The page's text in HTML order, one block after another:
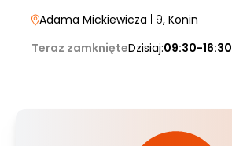
Adama Mickiewicza | 9, Konin
Teraz zamknięteDzisiaj:09:30-16:30